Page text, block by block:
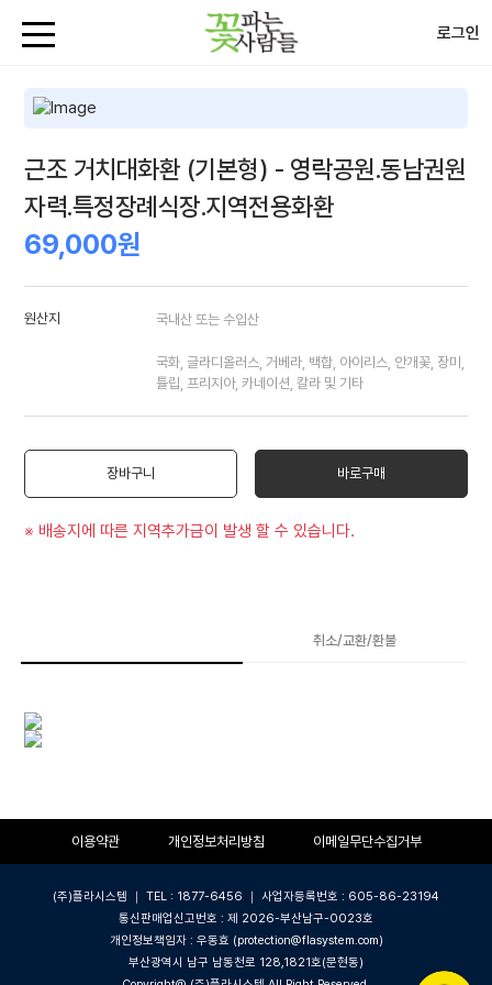
로그인
근조 거치대화환 (기본형) - 영락공원.동남권원
자력.특정장례식장.지역전용화환
69,000원
원산지 국내산 또는 수입산
국화, 글라디올러스, 거베라, 백합, 아이리스, 안개꽃, 장미,
튤립, 프리지아, 카네이션, 칼라 및 기타
장바구니 바로구매
※ 배송지에 따른 지역추가금이 발생 할 수 있습니다.
취소/교환/환불
이용약관 개인정보처리방침 이메일무단수집거부
(주)플라시스템 ｜ TEL : 1877-6456 ｜ 사업자등록번호 : 605-86-23194
통신판매업신고번호 : 제 2026-부산남구-0023호
개인정보책임자 : 우동효 (protection@flasystem.com)
부산광역시 남구 남동천로 128,1821호(문현동)